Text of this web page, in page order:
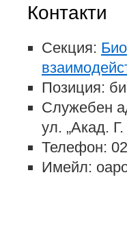
Контакти
Секция:
Позиция:
Служебен
ул. „Акад.
Телефон:
Имейл: